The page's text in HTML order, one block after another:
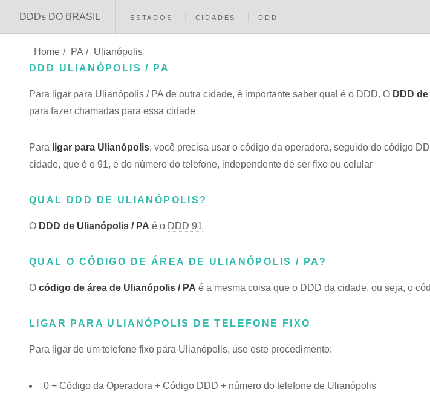
DDDs DO BRASIL ESTADOS CIDADES DDD
Home / PA / Ulianópolis
DDD ULIANÓPOLIS / PA
Para ligar para Ulianópolis / PA de outra cidade, é importante saber qual é o DDD. O DDD
para fazer chamadas para essa cidade
Para ligar para Ulianópolis, você precisa usar o código da operadora, seguido do código
cidade, que é o 91, e do número do telefone, independente de ser fixo ou celular
QUAL DDD DE ULIANÓPOLIS?
O DDD de Ulianópolis / PA é o DDD 91
QUAL O CÓDIGO DE ÁREA DE ULIANÓPOLIS / PA?
O código de área de Ulianópolis / PA é a mesma coisa que o DDD da cidade, ou seja, o
LIGAR PARA ULIANÓPOLIS DE TELEFONE FIXO
Para ligar de um telefone fixo para Ulianópolis, use este procedimento:
0 + Código da Operadora + Código DDD + número do telefone de Ulianópolis